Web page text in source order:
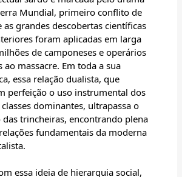
Mundial, primeiro conflito de
as grandes descobertas científicas
foram aplicadas em larga
de camponeses e operários
massacre. Em toda a sua
essa relação dualista, que
perfeição o uso instrumental dos
classes dominantes, ultrapassa o
trincheiras, encontrando plena
fundamentais da moderna
essa ideia de hierarquia social,